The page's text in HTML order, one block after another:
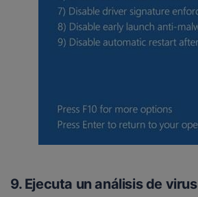
9. Ejecuta un análisis de virus